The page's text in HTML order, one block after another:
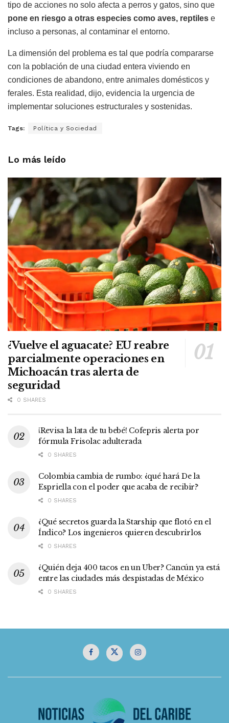
tipo de acciones no solo afecta a perros y gatos, sino que
pone en riesgo a otras especies como aves, reptiles e
incluso a personas, al contaminar el entorno.
La dimensión del problema es tal que podría compararse
con la población de una ciudad entera viviendo en
condiciones de abandono, entre animales domésticos y
ferales. Esta realidad, dijo, evidencia la urgencia de
implementar soluciones estructurales y sostenidas.
Tags: Política y Sociedad
Lo más leído
¿Vuelve el aguacate? EU reabre
parcialmente operaciones en
Michoacán tras alerta de
seguridad
0 SHARES
¡Revisa la lata de tu bebé! Cofepris alerta por
fórmula Frisolac adulterada
0 SHARES
Colombia cambia de rumbo: ¿qué hará De la
Espriella con el poder que acaba de recibir?
0 SHARES
¿Qué secretos guarda la Starship que flotó en el
Índico? Los ingenieros quieren descubrirlos
0 SHARES
¿Quién deja 400 tacos en un Uber? Cancún ya está
entre las ciudades más despistadas de México
0 SHARES